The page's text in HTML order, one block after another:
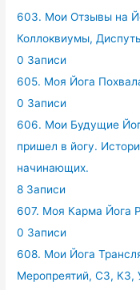
603. Мои Отзывы на
Коллоквиумы,
0 Записи
605. Моя Йога
0 Записи
606. Мои Будущие
пришел в йогу.
начинающих.
8 Записи
607. Моя Карма Йога
0 Записи
608. Мои Йога
Меропреятий, СЗ, КЗ,